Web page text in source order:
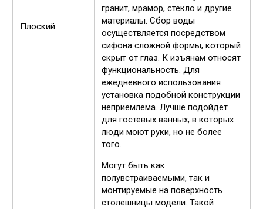
Плоский
гранит, мрамор, стекло и другие
материалы. Сбор воды
осуществляется посредством
сифона сложной формы, который
скрыт от глаз. К изъянам относят
функциональность. Для
ежедневного использования
установка подобной конструкции
неприемлема. Лучше подойдет
для гостевых ванных, в которых
люди моют руки, но не более
того.
Могут быть как
полувстраиваемыми, так и
монтируемые на поверхность
столешницы модели. Такой